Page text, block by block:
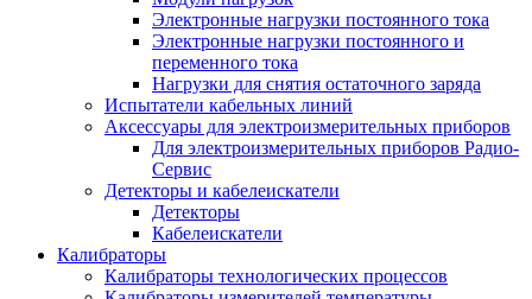
Электронные нагрузки постоянного тока
Электронные нагрузки постоянного и
переменного тока
Нагрузки для снятия остаточного заряда
Испытатели кабельных линий
Аксессуары для электроизмерительных приборов
Для электроизмерительных приборов Радио-
Сервис
Детекторы и кабелеискатели
Детекторы
Кабелеискатели
Калибраторы
Калибраторы технологических процессов